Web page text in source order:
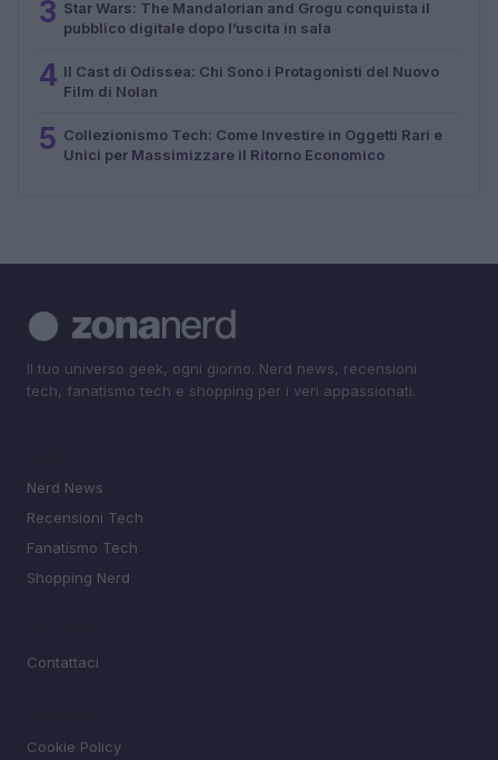
3 Star Wars: The Mandalorian and Grogu conquista il
pubblico digitale dopo l’uscita in sala
4 Il Cast di Odissea: Chi Sono i Protagonisti del Nuovo
Film di Nolan
5 Collezionismo Tech: Come Investire in Oggetti Rari e
Unici per Massimizzare il Ritorno Economico
Il tuo universo geek, ogni giorno. Nerd news, recensioni
tech, fanatismo tech e shopping per i veri appassionati.
Nerd News
Recensioni Tech
Fanatismo Tech
Shopping Nerd
Contattaci
Cookie Policy